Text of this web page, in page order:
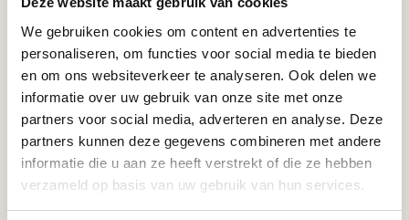
We gebruiken cookies om content en advertenties te
personaliseren, om functies voor social media te bieden
en om ons websiteverkeer te analyseren. Ook delen we
informatie over uw gebruik van onze site met onze
partners voor social media, adverteren en analyse. Deze
partners kunnen deze gegevens combineren met andere
informatie die u aan ze heeft verstrekt of die ze hebben
verzameld op basis van uw gebruik van hun services.
Luchtvochtigheid & temperatuur meter,